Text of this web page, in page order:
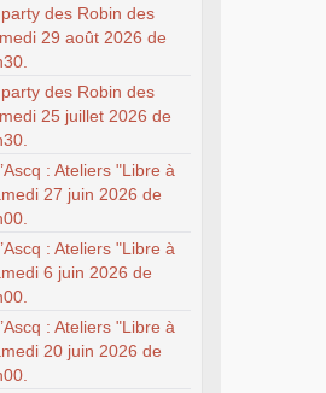
des Robin des
29 août 2026 de
des Robin des
25 juillet 2026 de
: Ateliers "Libre à
27 juin 2026 de
: Ateliers "Libre à
6 juin 2026 de
: Ateliers "Libre à
20 juin 2026 de